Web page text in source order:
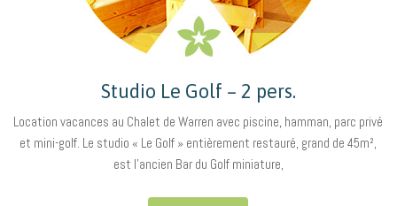
Studio Le Golf – 2 pers.
Location vacances au Chalet de Warren avec piscine, hamman, parc privé
et mini-golf. Le studio « Le Golf » entièrement restauré, grand de 45m²,
est l’ancien Bar du Golf miniature,